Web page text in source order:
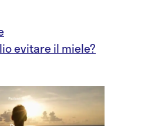
evitare il miele?